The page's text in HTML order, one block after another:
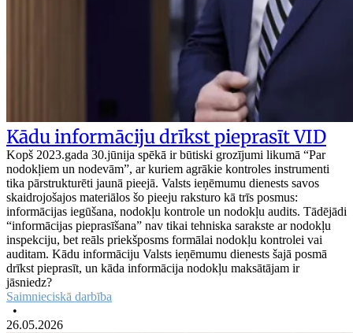
Kādu informāciju drīkst pieprasīt VID
Kopš 2023.gada 30.jūnija spēkā ir būtiski grozījumi likumā “Par
nodokļiem un nodevām”, ar kuriem agrākie kontroles instrumenti
tika pārstrukturēti jaunā pieejā. Valsts ieņēmumu dienests savos
skaidrojošajos materiālos šo pieeju raksturo kā trīs posmus:
informācijas iegūšana, nodokļu kontrole un nodokļu audits. Tādējādi
“informācijas pieprasīšana” nav tikai tehniska sarakste ar nodokļu
inspekciju, bet reāls priekšposms formālai nodokļu kontrolei vai
auditam. Kādu informāciju Valsts ieņēmumu dienests šajā posmā
drīkst pieprasīt, un kāda informācija nodokļu maksātājam ir
jāsniedz?
Saimnieciskā darbība
•
26.05.2026